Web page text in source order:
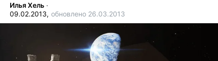
Илья Хель ∙
09.02.2013, обновлено 26.03.2013